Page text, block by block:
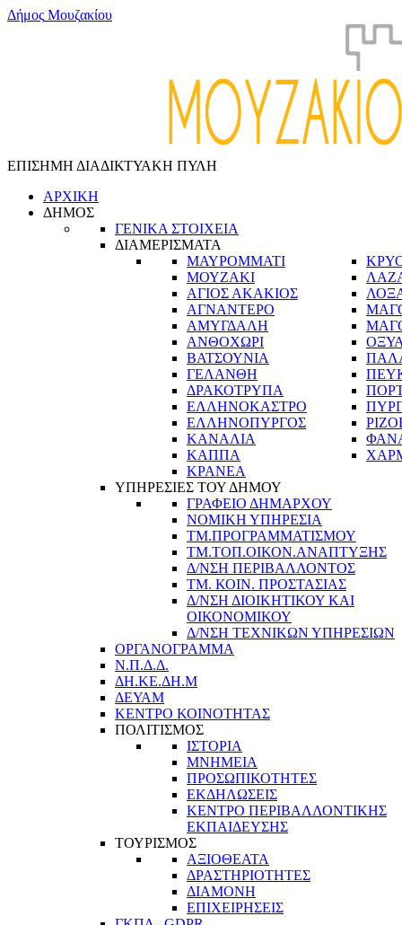
Δήμος Μουζακίου
ΕΠΙΣΗΜΗ ΔΙΑΔΙΚΤΥΑΚΗ ΠΥΛΗ
ΑΡΧΙΚΗ
ΔΗΜΟΣ
ΓΕΝΙΚΑ ΣΤΟΙΧΕΙΑ
ΔΙΑΜΕΡΙΣΜΑΤΑ
ΜΑΥΡΟΜΜΑΤΙ
ΜΟΥΖΑΚΙ
ΑΓΙΟΣ ΑΚΑΚΙΟΣ
ΑΓΝΑΝΤΕΡΟ
ΑΜΥΓΔΑΛΗ
ΑΝΘΟΧΩΡΙ
ΒΑΤΣΟΥΝΙΑ
ΓΕΛΑΝΘΗ
ΔΡΑΚΟΤΡΥΠΑ
ΕΛΛΗΝΟΚΑΣΤΡΟ
ΕΛΛΗΝΟΠΥΡΓΟΣ
ΚΑΝΑΛΙΑ
ΚΑΠΠΑ
ΚΡΑΝΕΑ
ΥΠΗΡΕΣΙΕΣ ΤΟΥ ΔΗΜΟΥ
ΓΡΑΦΕΙΟ ΔΗΜΑΡΧΟΥ
ΝΟΜΙΚΗ ΥΠΗΡΕΣΙΑ
ΤΜ.ΠΡΟΓΡΑΜΜΑΤΙΣΜΟΥ
ΤΜ.ΤΟΠ.ΟΙΚΟΝ.ΑΝΑΠΤΥΞΗΣ
Δ/ΝΣΗ ΠΕΡΙΒΑΛΛΟΝΤΟΣ
ΤΜ. ΚΟΙΝ. ΠΡΟΣΤΑΣΙΑΣ
Δ/ΝΣΗ ΔΙΟΙΚΗΤΙΚΟΥ ΚΑΙ
ΟΙΚΟΝΟΜΙΚΟΥ
Δ/ΝΣΗ ΤΕΧΝΙΚΩΝ ΥΠΗΡΕΣΙΩΝ
ΟΡΓΑΝΟΓΡΑΜΜΑ
Ν.Π.Δ.Δ.
ΔΗ.ΚΕ.ΔΗ.Μ
ΔΕΥΑΜ
ΚΕΝΤΡΟ ΚΟΙΝΟΤΗΤΑΣ
ΠΟΛΙΤΙΣΜΟΣ
ΙΣΤΟΡΙΑ
ΜΝΗΜΕΙΑ
ΠΡΟΣΩΠΙΚΟΤΗΤΕΣ
ΕΚΔΗΛΩΣΕΙΣ
ΚΕΝΤΡΟ ΠΕΡΙΒΑΛΛΟΝΤΙΚΗΣ
ΕΚΠΑΙΔΕΥΣΗΣ
ΤΟΥΡΙΣΜΟΣ
ΑΞΙΟΘΕΑΤΑ
ΔΡΑΣΤΗΡΙΟΤΗΤΕΣ
ΔΙΑΜΟΝΗ
ΕΠΙΧΕΙΡΗΣΕΙΣ